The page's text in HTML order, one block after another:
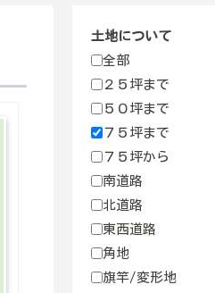
土地について
全部
２５坪まで
５０坪まで
７５坪まで
７５坪から
南道路
北道路
東西道路
角地
旗竿/変形地